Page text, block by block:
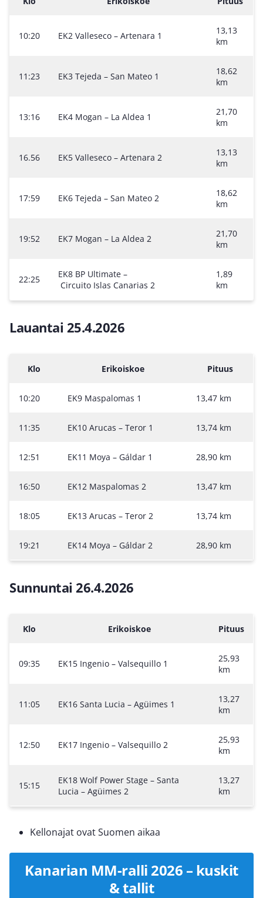
10:20 EK2 Valleseco – Artenara 1
13,13
km
11:23 EK3 Tejeda – San Mateo 1
18,62
km
13:16 EK4 Mogan – La Aldea 1
21,70
km
16.56 EK5 Valleseco – Artenara 2
13,13
km
17:59 EK6 Tejeda – San Mateo 2
18,62
km
19:52 EK7 Mogan – La Aldea 2
21,70
km
22:25
EK8 BP Ultimate –
Circuito Islas Canarias 2
1,89
km
Lauantai 25.4.2026
Klo Erikoiskoe Pituus
10:20 EK9 Maspalomas 1 13,47 km
11:35 EK10 Arucas – Teror 1 13,74 km
12:51 EK11 Moya – Gáldar 1 28,90 km
16:50 EK12 Maspalomas 2 13,47 km
18:05 EK13 Arucas – Teror 2 13,74 km
19:21 EK14 Moya – Gáldar 2 28,90 km
Sunnuntai 26.4.2026
Klo Erikoiskoe Pituus
09:35 EK15 Ingenio – Valsequillo 1
25,93
km
11:05 EK16 Santa Lucia – Agüimes 1
13,27
km
12:50 EK17 Ingenio – Valsequillo 2
25,93
km
15:15
EK18 Wolf Power Stage – Santa
Lucia – Agüimes 2
13,27
km
Kellonajat ovat Suomen aikaa
Kanarian MM-ralli 2026 – kuskit
& tallit